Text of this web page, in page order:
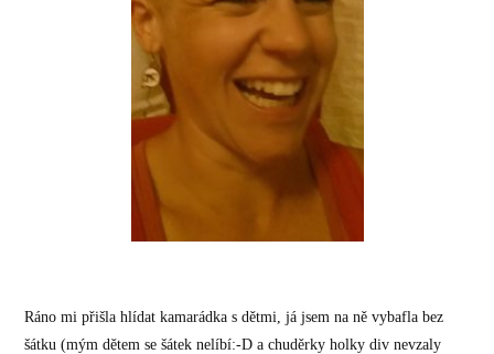
Ráno mi přišla hlídat kamarádka s dětmi, já jsem na ně vybafla bez
šátku (mým dětem se šátek nelíbí:-D a chuděrky holky div nevzaly